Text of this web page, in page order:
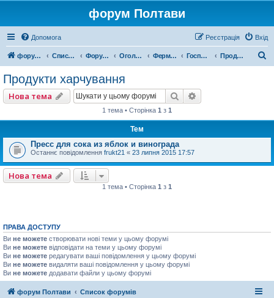
форум Полтави
Допомога Вхід
Реєстрація
форум Полтави Список форумів Форум міста Полтава Оголошення міста Полтава Ферма, Продукти Господарство Продукти харчування
Продукти харчування
Нова тема Пошук
1 тема • Сторінка 1 з 1
Тем
Пресс для сока из яблок и винограда
Останнє повідомлення frukt21 « 23 липня 2015 17:57
Нова тема
1 тема • Сторінка 1 з 1
ПРАВА ДОСТУПУ
Ви не можете створювати нові теми у цьому форумі
Ви не можете відповідати на теми у цьому форумі
Ви не можете редагувати ваші повідомлення у цьому форумі
Ви не можете видаляти ваші повідомлення у цьому форумі
Ви не можете додавати файли у цьому форумі
форум Полтави Список форумів